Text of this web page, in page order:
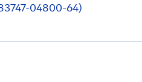
04800-64)